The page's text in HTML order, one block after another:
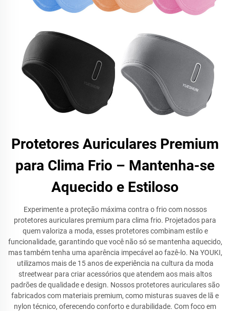
Protetores Auriculares Premium
para Clima Frio – Mantenha-se
Aquecido e Estiloso
Experimente a proteção máxima contra o frio com nossos
protetores auriculares premium para clima frio. Projetados para
quem valoriza a moda, esses protetores combinam estilo e
funcionalidade, garantindo que você não só se mantenha aquecido,
mas também tenha uma aparência impecável ao fazê-lo. Na YOUKI,
utilizamos mais de 15 anos de experiência na cultura da moda
streetwear para criar acessórios que atendem aos mais altos
padrões de qualidade e design. Nossos protetores auriculares são
fabricados com materiais premium, como misturas suaves de lã e
nylon técnico, oferecendo conforto e durabilidade. Com foco em